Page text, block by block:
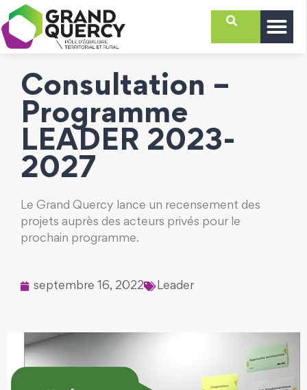
Consultation –
Programme
LEADER 2023-
2027
Le Grand Quercy lance un recensement des
projets auprès des acteurs privés pour le
prochain programme.
septembre 16, 2022 Leader